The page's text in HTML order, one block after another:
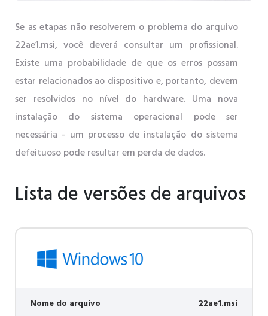
Se as etapas não resolverem o problema do arquivo
22ae1.msi, você deverá consultar um profissional.
Existe uma probabilidade de que os erros possam
estar relacionados ao dispositivo e, portanto, devem
ser resolvidos no nível do hardware. Uma nova
instalação do sistema operacional pode ser
necessária - um processo de instalação do sistema
defeituoso pode resultar em perda de dados.
Lista de versões de arquivos
Nome do arquivo 22ae1.msi